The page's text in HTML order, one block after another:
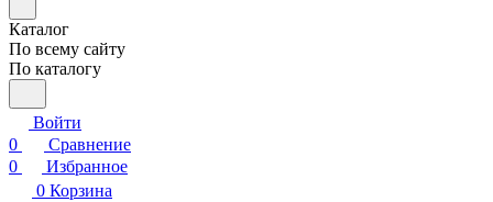
Каталог
По всему сайту
По каталогу
Войти
0
Сравнение
0
Избранное
0 Корзина